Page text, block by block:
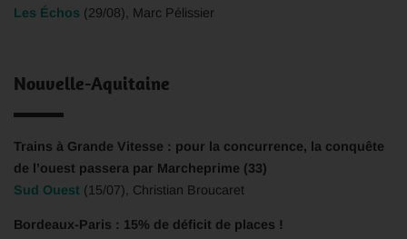
Les Échos (29/08), Marc Pélissier
Nouvelle-Aquitaine
Trains à Grande Vitesse : pour la concurrence, la conquête
de l’ouest passera par Marcheprime (33)
Sud Ouest (15/07), Christian Broucaret
Bordeaux-Paris : 15% de déficit de places !